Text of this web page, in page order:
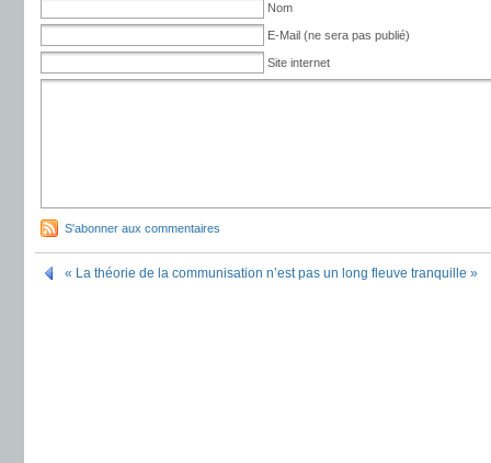
Nom
E-Mail (ne sera pas publié)
Site internet
S'abonner aux commentaires
« La théorie de la communisation n’est pas un long fleuve tranquille »